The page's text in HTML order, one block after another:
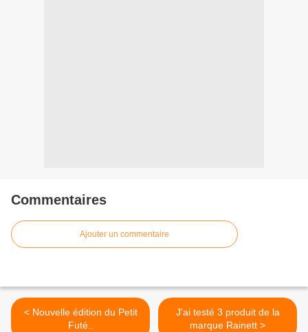
Commentaires
Ajouter un commentaire
< Nouvelle édition du Petit
Futé..
J'ai testé 3 produit de la
marque Rainett >